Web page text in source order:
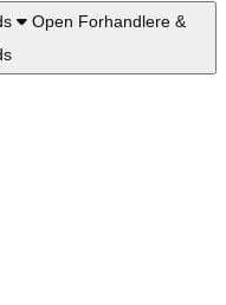
Open Forhandlere &